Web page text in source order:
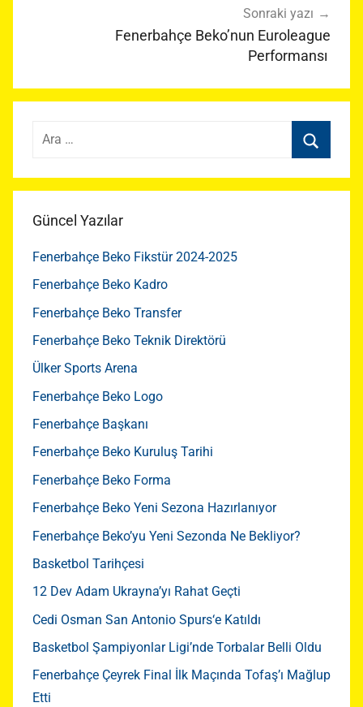
Sonraki yazı
Fenerbahçe Beko’nun Euroleague
Performansı
Arama:
Güncel Yazılar
Fenerbahçe Beko Fikstür 2024-2025
Fenerbahçe Beko Kadro
Fenerbahçe Beko Transfer
Fenerbahçe Beko Teknik Direktörü
Ülker Sports Arena
Fenerbahçe Beko Logo
Fenerbahçe Başkanı
Fenerbahçe Beko Kuruluş Tarihi
Fenerbahçe Beko Forma
Fenerbahçe Beko Yeni Sezona Hazırlanıyor
Fenerbahçe Beko’yu Yeni Sezonda Ne Bekliyor?
Basketbol Tarihçesi
12 Dev Adam Ukrayna’yı Rahat Geçti
Cedi Osman San Antonio Spurs‘e Katıldı
Basketbol Şampiyonlar Ligi’nde Torbalar Belli Oldu
Fenerbahçe Çeyrek Final İlk Maçında Tofaş’ı Mağlup
Etti